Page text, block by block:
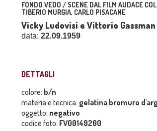
FONDO VEDO / SCENE DAL FILM AUDACE
TIBERIO MURGIA, CARLO PISACANE
Vicky Ludovisi e Vittorio
data: 22.09.1959
DETTAGLI
colore: b/n
materia e tecnica: gelatina bromuro
oggetto: negativo
codice foto: FV00149200